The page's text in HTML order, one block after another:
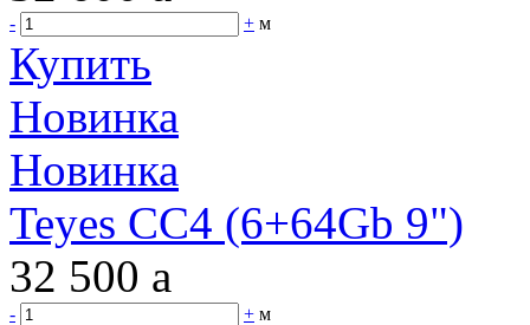
- + м
Купить
Новинка
Новинка
Teyes CC4 (6+64Gb 9")
32 500 a
- + м